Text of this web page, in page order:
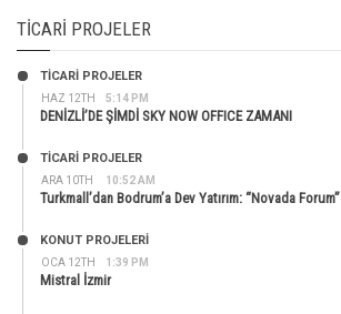
TICARI PROJELER
HAZ 12TH 5:14 PM
TİCARİ PROJELER
DENİZLİ’DE ŞİMDİ SKY NOW OFFICE ZAMANI
ARA 10TH 10:52 AM
TİCARİ PROJELER
Turkmall’dan Bodrum’a Dev Yatırım: “Novada Forum”
OCA 12TH 1:39 PM
KONUT PROJELERI
Mistral İzmir